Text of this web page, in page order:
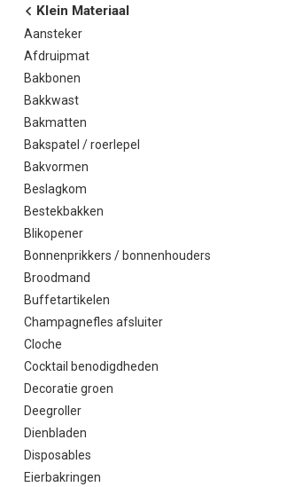
Klein Materiaal
Aansteker
Afdruipmat
Bakbonen
Bakkwast
Bakmatten
Bakspatel / roerlepel
Bakvormen
Beslagkom
Bestekbakken
Blikopener
Bonnenprikkers / bonnenhouders
Broodmand
Buffetartikelen
Champagnefles afsluiter
Cloche
Cocktail benodigdheden
Decoratie groen
Deegroller
Dienbladen
Disposables
Eierbakringen